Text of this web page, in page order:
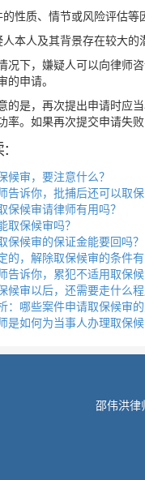
质、情节或风险评估等
人及其背景存在较大的
下，嫌疑人可以向律师咨
的申请。
是，再次提出申请时应当
率。如果再次提交申请失
候审，要注意什么？
告诉你，批捕后还可以取保
保候审请律师有用吗？
取保候审吗？
保候审的保证金能要回吗？
的，解除取保候审的条件有
告诉你，累犯不适用取保候
候审以后，还需要走什么程
：哪些案件申请取保候审的
是如何为当事人办理取保候
邵伟洪律